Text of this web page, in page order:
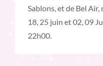
Sablons, et de Bel
18, 25 juin et 02, 09
22h00.